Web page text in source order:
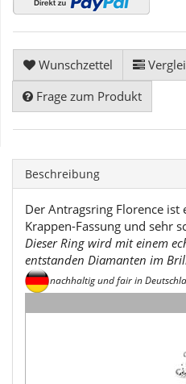
Wunschzettel
Frage zum Produkt
Beschreibung
Der Antragsring Florence ist
Krappen-Fassung und sehr
Dieser Ring wird mit einem
entstanden Diamanten im
nachhaltig und fair in